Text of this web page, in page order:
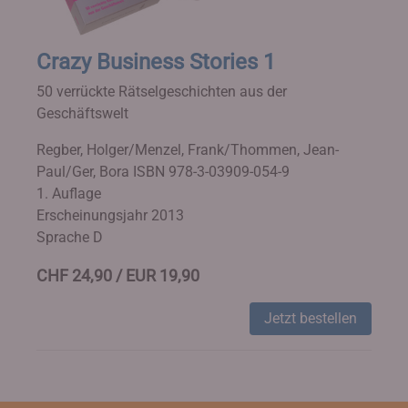
Crazy Business Stories 1
50 verrückte Rätselgeschichten aus der
Geschäftswelt
Regber, Holger/Menzel, Frank/Thommen, Jean-
Paul/Ger, Bora ISBN 978-3-03909-054-9
1. Auflage
Erscheinungsjahr 2013
Sprache D
CHF 24,90 / EUR 19,90
Jetzt bestellen